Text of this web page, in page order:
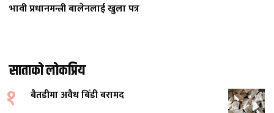
भावी प्रधानमन्त्री बालेनलाई खुला पत्र
साताको लोकप्रिय
१ बैतडीमा अवैध बिँडी बरामद